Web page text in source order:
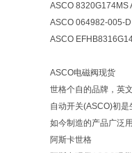
ASCO 8320G174MS
ASCO 064982-005-D
ASCO
ASCO电磁阀现货
世格个自的品牌，英
自动开关(ASCO)初
如今制造的产品广泛
阿斯卡世格